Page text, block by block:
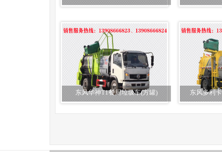
东风华神T1餐厨垃圾车(方罐) 东风多利